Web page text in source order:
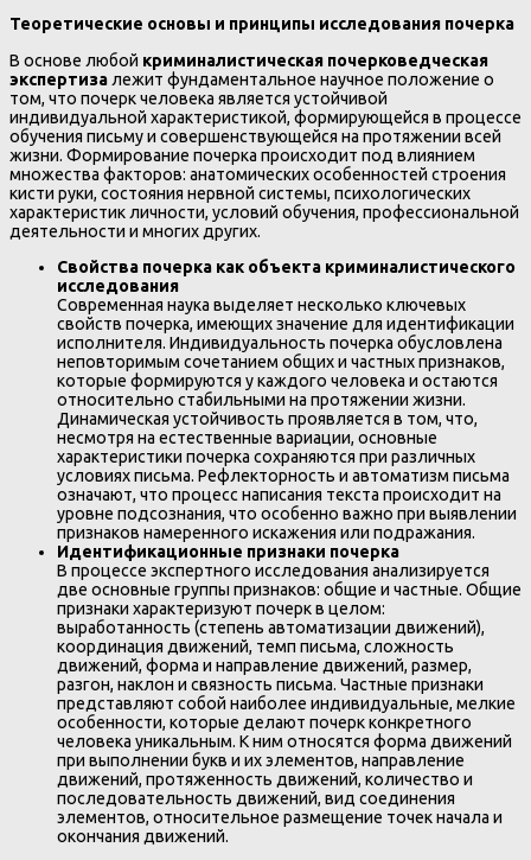
Теоретические основы и принципы исследования почерка
В основе любой криминалистическая почерковедческая
экспертиза лежит фундаментальное научное положение о
том, что почерк человека является устойчивой
индивидуальной характеристикой, формирующейся в процессе
обучения письму и совершенствующейся на протяжении всей
жизни. Формирование почерка происходит под влиянием
множества факторов: анатомических особенностей строения
кисти руки, состояния нервной системы, психологических
характеристик личности, условий обучения, профессиональной
деятельности и многих других.
Свойства почерка как объекта криминалистического
исследования
Современная наука выделяет несколько ключевых
свойств почерка, имеющих значение для идентификации
исполнителя. Индивидуальность почерка обусловлена
неповторимым сочетанием общих и частных признаков,
которые формируются у каждого человека и остаются
относительно стабильными на протяжении жизни.
Динамическая устойчивость проявляется в том, что,
несмотря на естественные вариации, основные
характеристики почерка сохраняются при различных
условиях письма. Рефлекторность и автоматизм письма
означают, что процесс написания текста происходит на
уровне подсознания, что особенно важно при выявлении
признаков намеренного искажения или подражания.
Идентификационные признаки почерка
В процессе экспертного исследования анализируется
две основные группы признаков: общие и частные. Общие
признаки характеризуют почерк в целом:
выработанность (степень автоматизации движений),
координация движений, темп письма, сложность
движений, форма и направление движений, размер,
разгон, наклон и связность письма. Частные признаки
представляют собой наиболее индивидуальные, мелкие
особенности, которые делают почерк конкретного
человека уникальным. К ним относятся форма движений
при выполнении букв и их элементов, направление
движений, протяженность движений, количество и
последовательность движений, вид соединения
элементов, относительное размещение точек начала и
окончания движений.